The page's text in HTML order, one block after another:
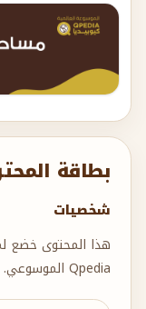
بطاقة
شخصيات
هذا المحتوى خضع
Qpedia الموسوعي.